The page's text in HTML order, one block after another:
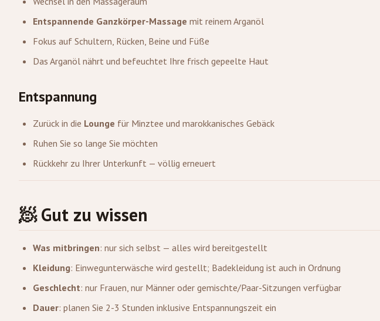
Entspannende Ganzkörper-Massage mit reinem Arganöl
Fokus auf Schultern, Rücken, Beine und Füße
Das Arganöl nährt und befeuchtet Ihre frisch gepeelte Haut
Entspannung
Zurück in die Lounge für Minztee und marokkanisches Gebäck
Ruhen Sie so lange Sie möchten
Rückkehr zu Ihrer Unterkunft — völlig erneuert
🧖 Gut zu wissen
Was mitbringen: nur sich selbst — alles wird bereitgestellt
Kleidung: Einwegunterwäsche wird gestellt; Badekleidung ist auch in Ordnung
Geschlecht: nur Frauen, nur Männer oder gemischte/Paar-Sitzungen verfügbar
Dauer: planen Sie 2-3 Stunden inklusive Entspannungszeit ein